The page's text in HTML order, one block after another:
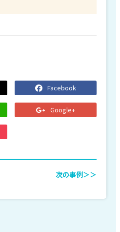
Facebook
Google+
次の事例＞＞